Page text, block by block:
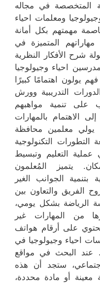
المتخصصة في مجاله
ومعلمات احياء
مهمتهم بكل أمانة
المتميزة في
شرح الأفكار النظرية
احياء وجيولوجيا
يولون اهتمامًا كبيرًا
التدريبية وورش
على تنمية مواهبهم
إلى الاهتمام بالمهارات
يولي معلمين محافظة
التطورات التكنولوجية
التعليم وتبسيط
يتميز المُعلمون
الجوانب الغير
الفريق والتعاون بين
الرياضة بشكل يومي،
من المهارات غير
يحتوي على أرقام هواتف
احياء وجيولوجيا في
عند البحث في مواقع
ستجد أن هذه
أو مادة محددة،